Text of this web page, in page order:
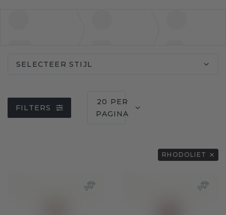
SELECTEER STIJL
FILTERS
20 PER
PAGINA
RHODOLIET